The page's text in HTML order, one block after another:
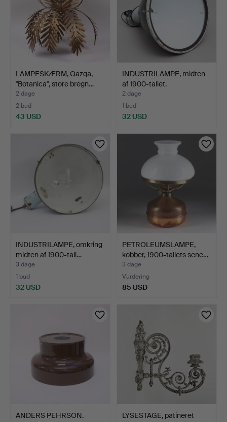
LAMPESKÆRM, Qazqa,
"Botanica", store bregn…
2 dage
2 bud
43 USD
INDUSTRILAMPE, midten
af 1900-tallet.
2 dage
1 bud
32 USD
INDUSTRILAMPE, omkring
midten af 1900-tall…
3 dage
1 bud
32 USD
PETROLEUMSLAMPE,
kobber, 1900-tallets sene…
3 dage
Vurdering
85 USD
ANDERS PEHRSON.
LYSESTAGE, patineret